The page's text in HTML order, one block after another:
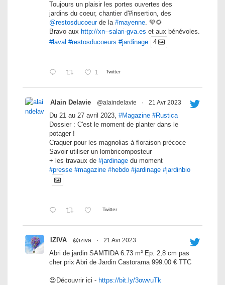
Toujours un plaisir les portes ouvertes des
jardins du coeur, chantier d'#insertion, des
@restosducoeurde la #mayenne. 💚🌻
Bravo aux http://xn--salari-gva.es et aux bénévoles.
#laval #restosducoeurs #jardinage 4
1 Twitter
Alain Delavie @alaindelavie · 21 Avr 2023
Du 21 au 27 avril 2023, #Magazine #Rustica
Dossier : C'est le moment de planter dans le
potager !
Craquer pour les magnolias à floraison précoce
Savoir utiliser un lombricomposteur
+ les travaux de #jardinage du moment
#presse #magazine #hebdo #jardinage #jardinbio
Twitter
IZIVA @iziva · 21 Avr 2023
Abri de jardin SAMTIDA 6.73 m² Ep. 2,8 cm pas
cher prix Abri de Jardin Castorama 999.00 € TTC
😍Découvrir ici - https://bit.ly/3owvuTk